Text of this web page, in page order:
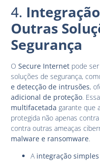
4.
Outras
Segurança
OSecure Internet pode
soluções de segurança,
e detecção de intrusões,
adicional de proteção.
multifacetada garante que
protegida não apenas
contra outras ameaças
malware e ransomware.
A integração simples